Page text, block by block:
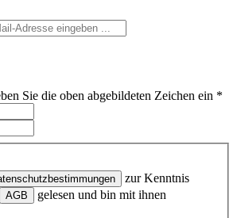
Sie die oben abgebildeten Zeichen ein *
zur Kenntnis
AGB
gelesen und bin mit ihnen